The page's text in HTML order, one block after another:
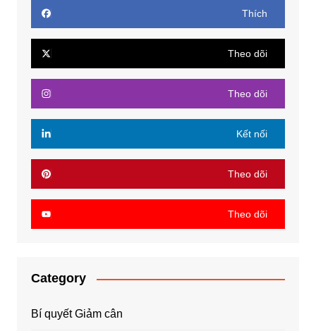
Thích
Theo dõi
Theo dõi
Kết nối
Theo dõi
Theo dõi
Category
Bí quyết Giảm cân